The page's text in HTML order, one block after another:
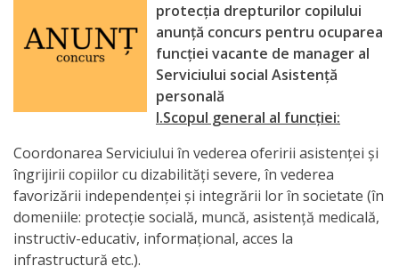
Transparență
Achiziții
Invitații
de
participare
Planuri
protecţia drepturilor copilului
anunţă concurs pentru ocuparea
funcţiei vacante de manager al
Serviciului social Asistență
personală
I.Scopul general al funcţiei:
Coordonarea Serviciului în vederea oferirii asistenţei şi
îngrijirii copiilor cu dizabilităţi severe, în vederea
favorizării independenţei şi integrării lor în societate (în
domeniile: protecţie socială, muncă, asistenţă medicală,
instructiv-educativ, informaţional, acces la
infrastructură etc.).